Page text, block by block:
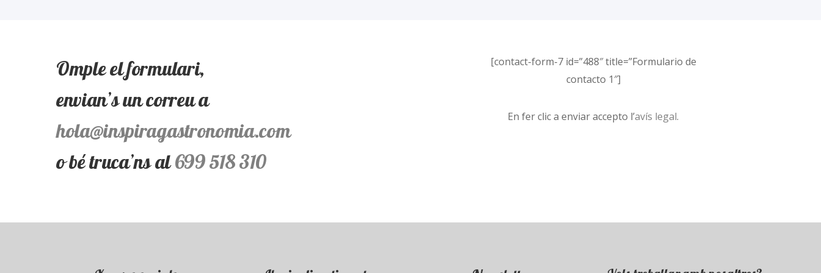
Omple el formulari,
envian’s un correu a
hola@inspiragastronomia.com
o bé truca’ns al699 518 310
[contact-form-7 id=”488″ title=”Formulario de
contacto 1″]
En fer clic a enviar accepto l’avís legal.